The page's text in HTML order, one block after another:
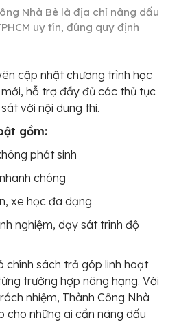
Nhà Bè là địa chỉ nâng dấu
uy tín, đúng quy định
cập nhật chương trình học
hỗ trợ đầy đủ các thủ tục
với nội dung thi.
gồm:
phát sinh
chóng
xe học đa dạng
nghiệm, dạy sát trình độ
sách trả góp linh hoạt
trường hợp nâng hạng. Với
nhiệm, Thành Công Nhà
cho những ai cần nâng dấu